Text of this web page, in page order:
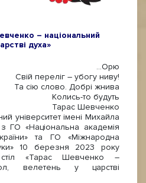
– національний
духа»
…Орю
Свій переліг – убогу ниву!
Та сію слово. Добрі жнива
Колись-то будуть
Тарас Шевченко
університет імені Михайла
ГО «Національна академія
та ГО «Міжнародна
10 березня 2023 року
«Тарас Шевченко –
велетень у царстві